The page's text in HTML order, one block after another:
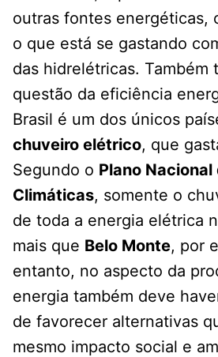
outras fontes energéticas,
o que está se gastando
das hidrelétricas. Também
questão da eficiência
Brasil é um dos únicos
chuveiro elétrico, que
Segundo o Plano
Climáticas, somente o
de toda a energia elétrica
mais que Belo Monte, por
entanto, no aspecto da
energia também deve
de favorecer alternativas
mesmo impacto social e